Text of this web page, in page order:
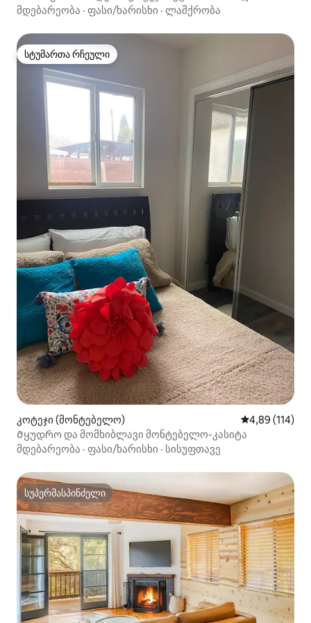
მდებარეობა · ფასი/ხარისხი · ლაშქრობა
სტუმართა რჩეული
სტუმართა რჩეული
კოტეჯი (მონტებელო) საშუალო
4,89 (114)
Მყუდრო და მომხიბლავი მონტებელო-კასიტა
მდებარეობა · ფასი/ხარისხი · სისუფთავე
სუპერმასპინძელი
სუპერმასპინძელი